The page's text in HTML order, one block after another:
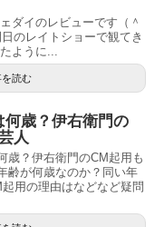
ダイのレビューです（＾
のレイトショーで観てき
ように...
読む
歳？伊右衛門の
人
歳？伊右衛門のCM起用も
齢が何歳なのか？同い年
用の理由はなどなど疑問